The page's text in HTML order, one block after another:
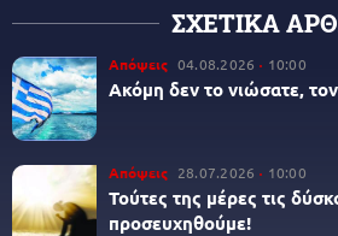
ΣΧΕΤΙΚΑ
Απόψεις 04.08.2026 10:00
Ακόμη δεν το νιώσατε,
Απόψεις 28.07.2026 10:00
Τούτες της μέρες τις
προσευχηθούμε!